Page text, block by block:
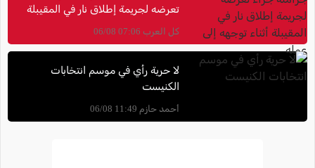
تعرضه لجريمة إطلاق نار في المقيبلة
أثناء توجهه إلى عمله
كل العرب 07:06 06/08
لا حرية رأي في موسم انتخابات
الكنيست
أحمد حازم 11:49 06/08